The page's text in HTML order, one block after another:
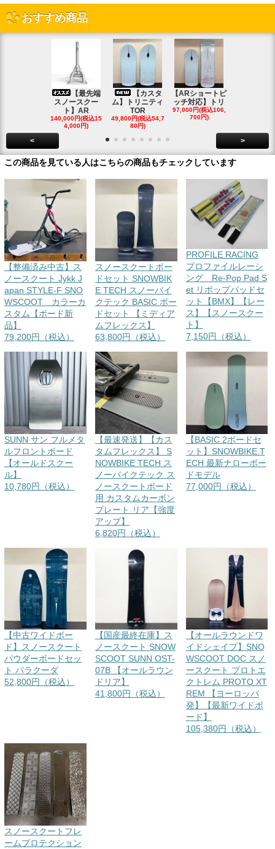
おすすめ商品
【最先端
スノースクー
ト】AR
140,000円(税込15
4,000円)
【カスタ
ム】トリニティ
TOR
49,800円(税込54,7
80円)
【ARショートピ
ッチ対応】トリ
97,000円(税込106,
700円)
< >
この商品を見ている人はこちらの商品もチェックしています
【整備済み中古】ス
ノースクート Jykk J
apan STYLE-F SNO
WSCOOT カラーカ
スタム【ボード新
品】
79,200円（税込）
スノースクートボー
ドセット SNOWBIK
E TECH スノーバイ
クテック BASIC ボー
ドセット 【ミディア
ムフレックス】
63,800円（税込）
PROFILE RACING
プロファイルレーシ
ング Re-Pop Pad S
et リポップパッドセ
ット【BMX】【レー
ス】【スノースクー
ト】
7,150円（税込）
SUNN サン フルメタ
ルフロントボード
【オールドスクー
ル】
10,780円（税込）
【最速発送】【カス
タムフレックス】 S
NOWBIKE TECH ス
ノーバイクテック ス
ノースクートボード
用 カスタムカーボン
プレート リア【強度
アップ】
6,820円（税込）
【BASIC 2ボードセ
ット】SNOWBIKE.T
ECH 最新ナローボー
ドモデル
77,000円（税込）
【中古ワイドボー
ド】スノースクート
パウダーボードセッ
ト バラクーダ
52,800円（税込）
【国産最終在庫】ス
ノースクート SNOW
SCOOT SUNN OST-
07B 【オールラウン
ドリア】
41,800円（税込）
【オールラウンドワ
イドシェイプ】SNO
WSCOOT DOC スノ
ースクート プロトエ
クトレム PROTO XT
REM 【ヨーロッパ
発】【最新ワイドボ
ード】
105,380円（税込）
スノースクートフレ
ームプロテクション